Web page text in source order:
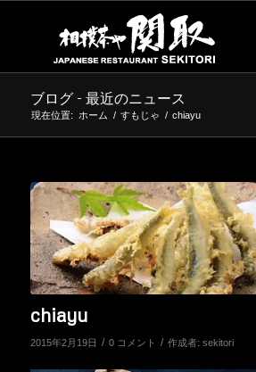
ブログ - 最近のニュース
現在位置: ホーム / すもじゃ / chiayu
chiayu
2015年2月19日 / 0 コメント / 作成者: sekitori